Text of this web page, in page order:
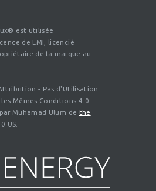
est utilisée
de LMI, licencié
de la marque au
- Pas d'Utilisation
Mêmes Conditions 4.0
Muhamad Ulum de the
US.